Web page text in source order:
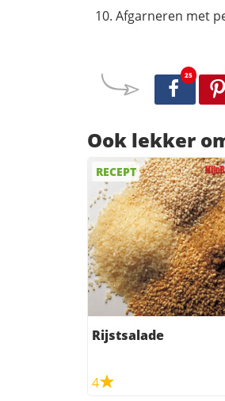
Afgarneren met
25
Ook lekker
RECEPT
Rijstsalade
4